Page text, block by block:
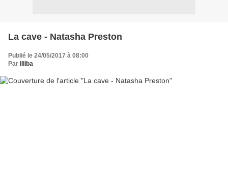
La cave - Natasha Preston
Publié le 24/05/2017 à 08:00
Par liliba